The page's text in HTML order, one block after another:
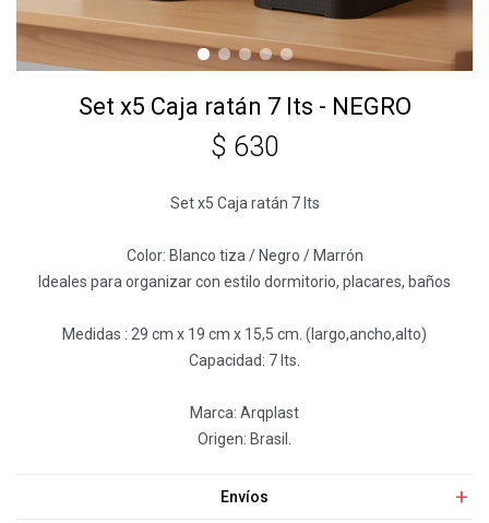
Set x5 Caja ratán 7 lts - NEGRO
$ 630
Set x5 Caja ratán 7 lts
Color: Blanco tiza / Negro / Marrón
Ideales para organizar con estilo dormitorio, placares, baños
Medidas : 29 cm x 19 cm x 15,5 cm. (largo,ancho,alto)
Capacidad: 7 lts.
Marca: Arqplast
Origen: Brasil.
Envíos